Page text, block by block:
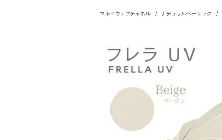
マルイウェブチャネル / ナチュラルベーシック /